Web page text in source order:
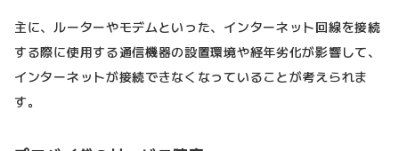
主に、ルーターやモデムといった、インターネット回線を接続
する際に使用する通信機器の設置環境や経年劣化が影響して、
インターネットが接続できなくなっていることが考えられま
す。